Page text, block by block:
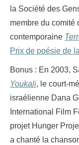
la Société des
membre du comité
contemporaine
Prix de poésie de
Bonus : En 2003,
Youkali, le court-
israélienne Dana
International Film
projet Hunger
a chanté la